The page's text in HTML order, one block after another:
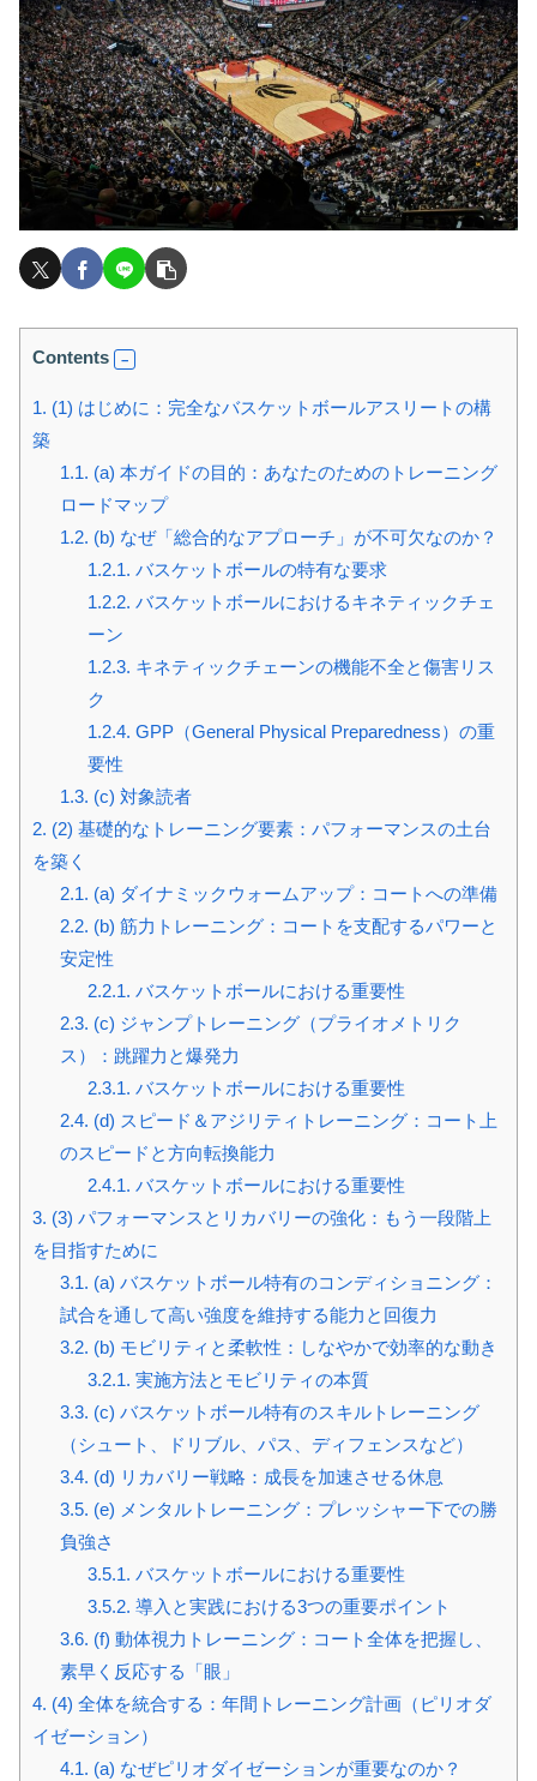
Contents
1. (1) はじめに：完全なバスケットボールアスリートの構
築
1.1. (a) 本ガイドの目的：あなたのためのトレーニング
ロードマップ
1.2. (b) なぜ「総合的なアプローチ」が不可欠なのか？
1.2.1. バスケットボールの特有な要求
1.2.2. バスケットボールにおけるキネティックチェ
ーン
1.2.3. キネティックチェーンの機能不全と傷害リス
ク
1.2.4. GPP（General Physical Preparedness）の重
要性
1.3. (c) 対象読者
2. (2) 基礎的なトレーニング要素：パフォーマンスの土台
を築く
2.1. (a) ダイナミックウォームアップ：コートへの準備
2.2. (b) 筋力トレーニング：コートを支配するパワーと
安定性
2.2.1. バスケットボールにおける重要性
2.3. (c) ジャンプトレーニング（プライオメトリク
ス）：跳躍力と爆発力
2.3.1. バスケットボールにおける重要性
2.4. (d) スピード＆アジリティトレーニング：コート上
のスピードと方向転換能力
2.4.1. バスケットボールにおける重要性
3. (3) パフォーマンスとリカバリーの強化：もう一段階上
を目指すために
3.1. (a) バスケットボール特有のコンディショニング：
試合を通して高い強度を維持する能力と回復力
3.2. (b) モビリティと柔軟性：しなやかで効率的な動き
3.2.1. 実施方法とモビリティの本質
3.3. (c) バスケットボール特有のスキルトレーニング
（シュート、ドリブル、パス、ディフェンスなど）
3.4. (d) リカバリー戦略：成長を加速させる休息
3.5. (e) メンタルトレーニング：プレッシャー下での勝
負強さ
3.5.1. バスケットボールにおける重要性
3.5.2. 導入と実践における3つの重要ポイント
3.6. (f) 動体視力トレーニング：コート全体を把握し、
素早く反応する「眼」
4. (4) 全体を統合する：年間トレーニング計画（ピリオダ
イゼーション）
4.1. (a) なぜピリオダイゼーションが重要なのか？